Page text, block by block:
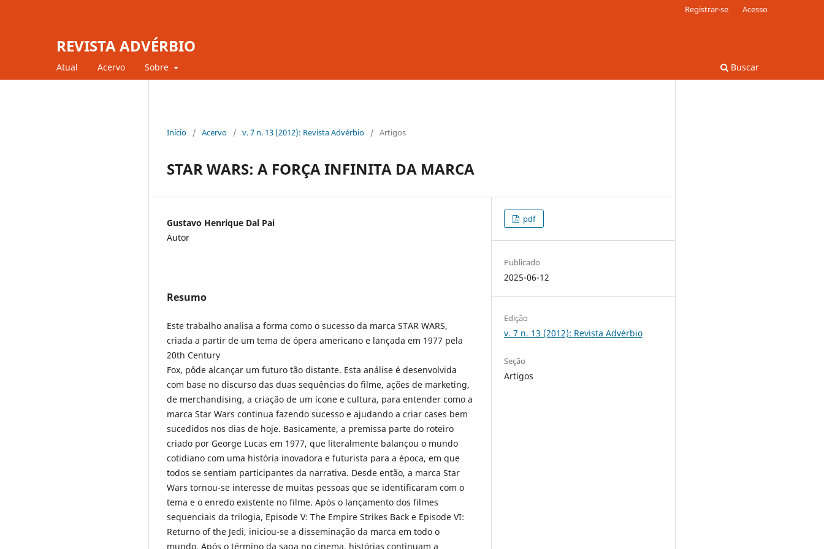
REVISTA ADVÉRBIO
Atual Acervo Sobre Buscar
Registrar-se Acesso
Início / Acervo / v. 7 n. 13 (2012): Revista Advérbio / Artigos
STAR WARS: A FORÇA INFINITA DA MARCA
Gustavo Henrique Dal Pai
Autor
Resumo
Este trabalho analisa a forma como o sucesso da marca STAR WARS,
criada a partir de um tema de ópera americano e lançada em 1977 pela
20th Century
Fox, pôde alcançar um futuro tão distante. Esta análise é desenvolvida
com base no discurso das duas sequências do filme, ações de marketing,
de merchandising, a criação de um ícone e cultura, para entender como a
marca Star Wars continua fazendo sucesso e ajudando a criar cases bem
sucedidos nos dias de hoje. Basicamente, a premissa parte do roteiro
criado por George Lucas em 1977, que literalmente balançou o mundo
cotidiano com uma história inovadora e futurista para a época, em que
todos se sentiam participantes da narrativa. Desde então, a marca Star
Wars tornou-se interesse de muitas pessoas que se identificaram com o
tema e o enredo existente no filme. Após o lançamento dos filmes
sequenciais da trilogia, Episode V: The Empire Strikes Back e Episode VI:
Returno of the Jedi, iniciou-se a disseminação da marca em todo o
mundo. Após o término da saga no cinema, histórias continuam a
pdf
Publicado
2025-06-12
Edição
v. 7 n. 13 (2012): Revista Advérbio
Seção
Artigos